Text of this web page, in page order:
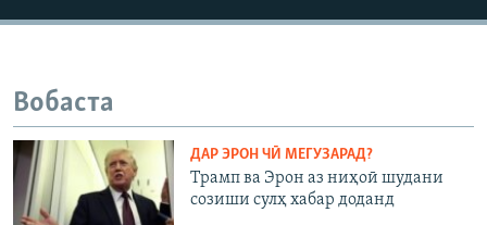
Вобаста
ДАР ЭРОН ЧӢ МЕГУЗАРАД?
Трамп ва Эрон аз ниҳоӣ шудани
созиши сулҳ хабар доданд